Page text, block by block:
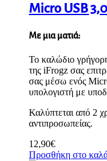
Micro USB
Με μια ματιά:
Το καλώδιο
της iFrogz σας
σας μέσω ενός
υπολογιστή με
Καλύπτεται από 2
αντιπροσωπείας.
12,90€
Προσθήκη στο